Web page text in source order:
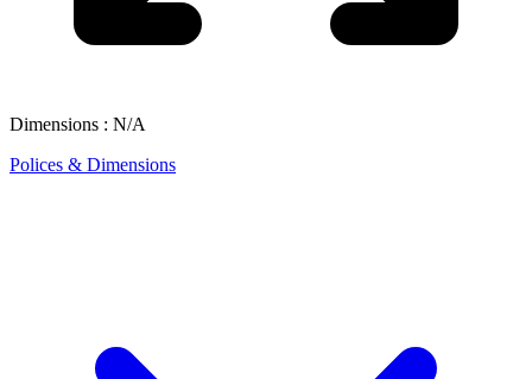
Dimensions : N/A
Polices & Dimensions